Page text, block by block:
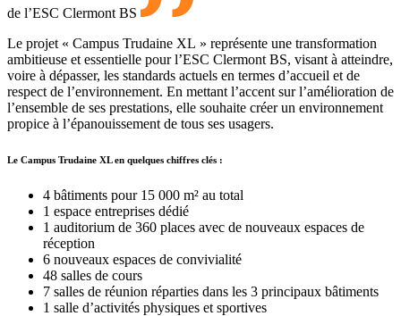
de l’ESC Clermont BS
Le projet « Campus Trudaine XL » représente une transformation
ambitieuse et essentielle pour l’ESC Clermont BS, visant à atteindre,
voire à dépasser, les standards actuels en termes d’accueil et de
respect de l’environnement. En mettant l’accent sur l’amélioration de
l’ensemble de ses prestations, elle souhaite créer un environnement
propice à l’épanouissement de tous ses usagers.
Le Campus Trudaine XL en quelques chiffres clés :
4 bâtiments pour 15 000 m² au total
1 espace entreprises dédié
1 auditorium de 360 places avec de nouveaux espaces de
réception
6 nouveaux espaces de convivialité
48 salles de cours
7 salles de réunion réparties dans les 3 principaux bâtiments
1 salle d’activités physiques et sportives